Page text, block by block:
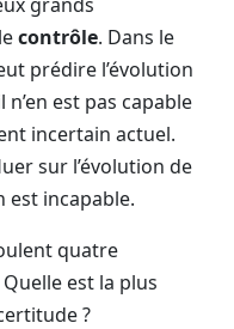
contrôle. Dans le
prédire l’évolution
est pas capable
incertain actuel.
sur l’évolution de
est incapable.
quatre
est la plus
?